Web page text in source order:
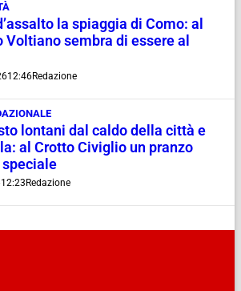
la spiaggia di Como: al
Voltiano sembra di essere al
12:46Redazione
lontani dal caldo della città e
al Crotto Civiglio un pranzo
12:23 Redazione